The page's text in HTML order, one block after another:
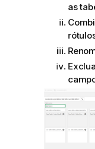
as